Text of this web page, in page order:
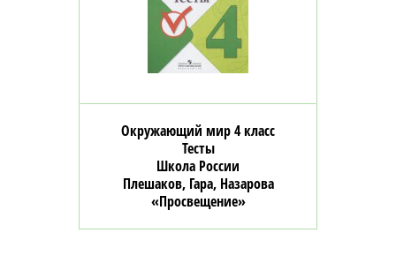
Окружающий мир 4 класс
Тесты
Школа России
Плешаков, Гара, Назарова
«Просвещение»